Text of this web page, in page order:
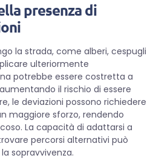
presenza di
la strada, come alberi, cespugli
ulteriormente
potrebbe essere costretta a
il rischio di essere
le deviazioni possono richiedere
maggiore sforzo, rendendo
La capacità di adattarsi a
percorsi alternativi può
sopravvivenza.